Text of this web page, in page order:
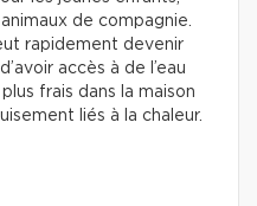
de compagnie.
rapidement devenir
accès à de l’eau
frais dans la maison
liés à la chaleur.